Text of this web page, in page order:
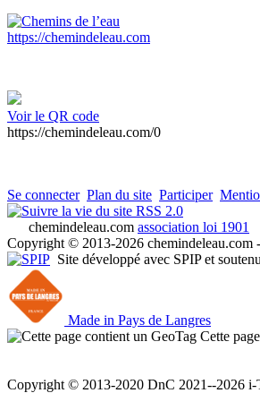
https://chemindeleau.com
Voir le QR code
https://chemindeleau.com/0
Se connecter Plan du site Participer
RSS 2.0
chemindeleau.com association loi 1901
Copyright © 2013-2026 chemindeleau.com
Site développé avec SPIP et
Made in Pays de Langres
Cette
Copyright © 2013-2020 DnC 2021--2026 i-